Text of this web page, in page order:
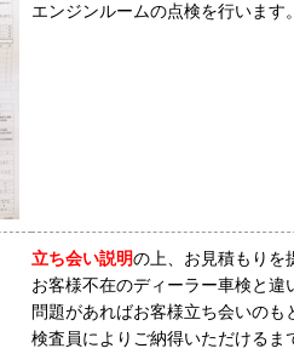
エンジンルームの点検を行います
立ち会い説明の上、お見積もりを
お客様不在のディーラー車検と違
問題があればお客様立ち会いのも
検査員によりご納得いただけるま